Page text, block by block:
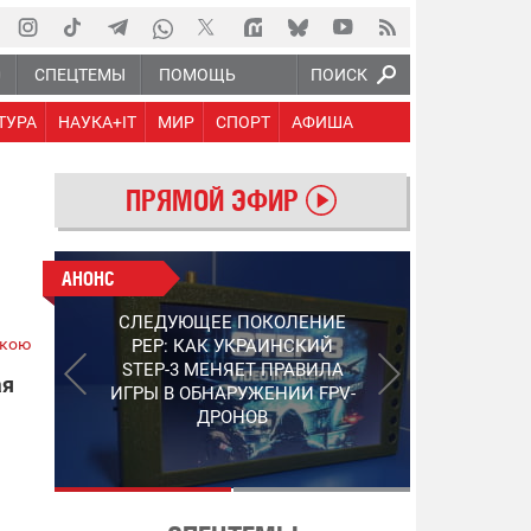
ПОИСК
СПЕЦТЕМЫ ПОМОЩЬ
НАУКА+IT МИР СПОРТ АФИША
ПРЯМОЙ ЭФИР
АНОНС
СЛЕДУЮЩЕЕ ПОКОЛЕНИЕ
PEP: КАК УКРАИНСКИЙ
STEP-3 МЕНЯЕТ ПРАВИЛА
ИГРЫ В ОБНАРУЖЕНИИ FPV-
ДРОНОВ
АНОНС
РАБОТАЮТ НА ПЕРЕДОВОЙ:
ПОДДЕРЖИТЕ ВОЕНКОРОВ
"5 КАНАЛА", КОТОРЫЕ
СНИМАЮТ НА САМЫХ
ГОРЯЧИХ НАПРАВЛЕНИЯХ
ФРОНТА